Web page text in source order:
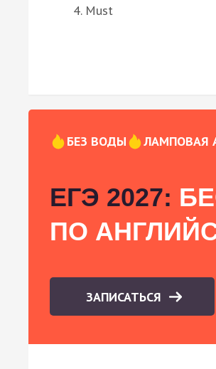
Must
БЕЗ ВОДЫ ЛАМПОВАЯ
ЕГЭ 2027:
ПО
ЗАПИСАТЬСЯ